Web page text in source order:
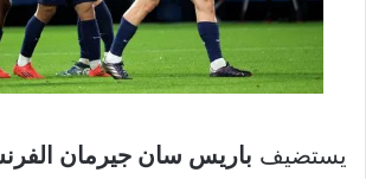
يستضيف باريس سان جيرمان